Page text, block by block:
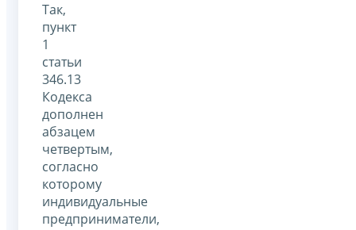
Так,
пункт
1
статьи
346.13
Кодекса
дополнен
абзацем
четвертым,
согласно
которому
индивидуальные
предприниматели,